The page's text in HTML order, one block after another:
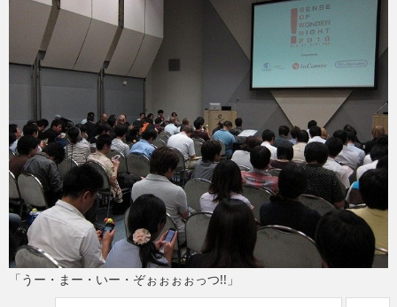
イベント/セミナー
eスポーツ
「うー・まー・いー・ぞぉぉぉぉっつ!!」